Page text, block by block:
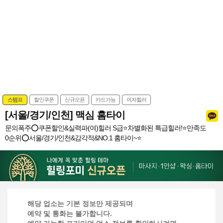
스템프 할인쿠폰 신규오픈 카드가능 여자힐러
[서울/경기/인천] 맥심 홈타이
문의폭주⭕쿠폰할인&실력파(여)힐러 S급⭐️차별화된 특급힐러!⭐️만족도
0순위⭕서울/경기/인천&감각적&NO.1 홈타이~⭐️
해당 업소는 기본 정보만 제공되며
예약 및 통화는 불가합니다.